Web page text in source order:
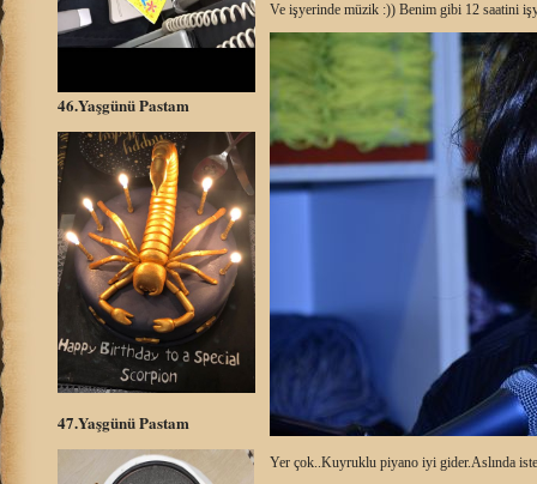
46.Yaşgünü Pastam
47.Yaşgünü Pastam
Ve işyerinde müzik :)) Benim gibi 12 saatini
Yer çok..Kuyruklu piyano iyi gider.Aslında